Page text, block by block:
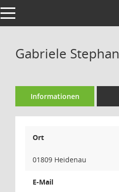
Toggle navigation
Gabriele Stephan
Informationen
Ort
01809 Heidenau
E-Mail